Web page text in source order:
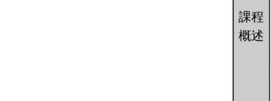
課程
概述